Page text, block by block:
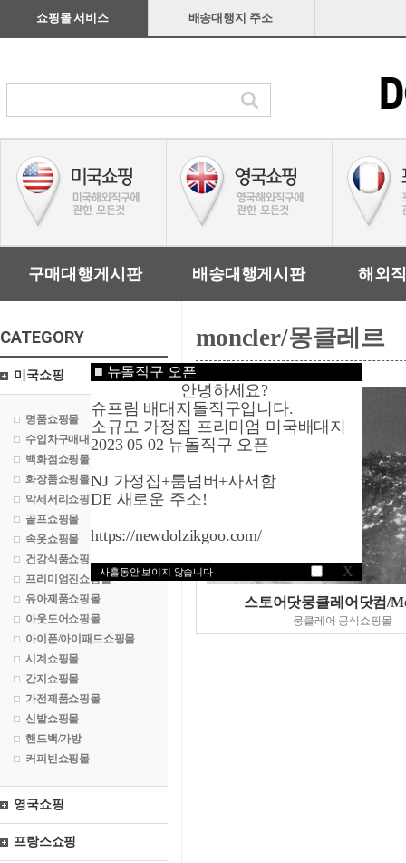
■ 뉴돌직구 오픈
안녕하세요?
슈프림 배대지돌직구입니다.
소규모 가정집 프리미엄 미국배대지
2023 05 02 뉴돌직구 오픈
NJ 가정집+룸넘버+사서함
DE 새로운 주소!
https://newdolzikgoo.com/
사흘동안 보이지 않습니다 X
쇼핑몰 서비스 배송대행지 주소
구매대행게시판 배송대행게시판 해외
CATEGORY
미국쇼핑
명품쇼핑몰
수입차구매대행
백화점쇼핑몰
화장품쇼핑몰
악세서리쇼핑몰
골프쇼핑몰
속옷쇼핑몰
건강식품쇼핑몰
프리미엄진쇼핑몰
유아제품쇼핑몰
아웃도어쇼핑몰
아이폰/아이패드쇼핑몰
시계쇼핑몰
간지쇼핑몰
가전제품쇼핑몰
신발쇼핑몰
핸드백/가방
커피빈쇼핑몰
영국쇼핑
프랑스쇼핑
moncler/몽클레르
스토어닷뭉클레어닷컴/
뭉클레어 공식쇼핑몰